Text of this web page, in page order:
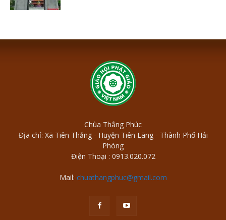
Chùa Thắng Phúc
Địa chỉ: Xã Tiên Thắng - Huyện Tiên Lãng - Thành Phố Hải
Phòng
Điện Thoại : 0913.020.072
Mail: chuathangphuc@gmail.com